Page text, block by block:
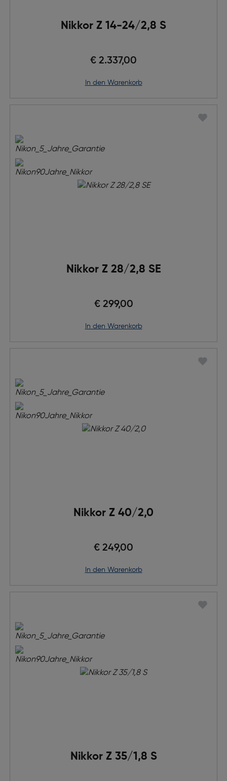
Nikkor Z 14-24/2,8 S
€ 2.337,00
in den Warenkorb
Nikkor Z 28/2,8 SE
€ 299,00
in den Warenkorb
Nikkor Z 40/2,0
€ 249,00
in den Warenkorb
Nikkor Z 35/1,8 S